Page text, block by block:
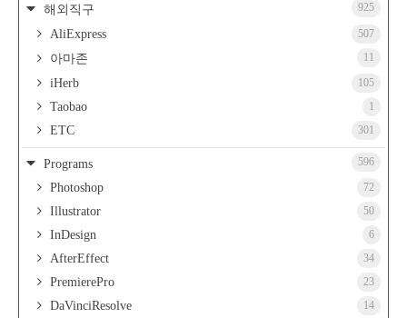
해외직구 925
AliExpress 507
아마존 11
iHerb 105
Taobao 1
ETC 301
Programs 596
Photoshop 72
Illustrator 50
InDesign 6
AfterEffect 34
PremierePro 23
DaVinciResolve 14